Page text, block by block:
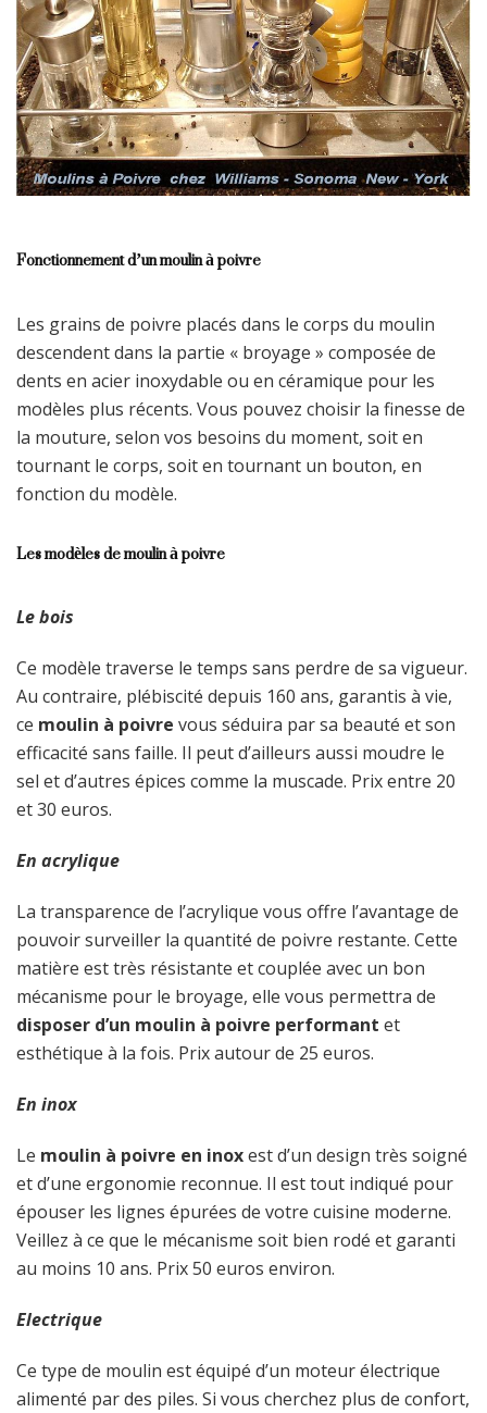
proches avec ce moulin qui allie tradition et innovation.
Fonctionnement d’un moulin à poivre
Les grains de poivre placés dans le corps du moulin
descendent dans la partie « broyage » composée de
dents en acier inoxydable ou en céramique pour les
modèles plus récents. Vous pouvez choisir la finesse de
la mouture, selon vos besoins du moment, soit en
tournant le corps, soit en tournant un bouton, en
fonction du modèle.
Les modèles de moulin à poivre
Le bois
Ce modèle traverse le temps sans perdre de sa vigueur.
Au contraire, plébiscité depuis 160 ans, garantis à vie,
ce moulin à poivre vous séduira par sa beauté et son
efficacité sans faille. Il peut d’ailleurs aussi moudre le
sel et d’autres épices comme la muscade. Prix entre 20
et 30 euros.
En acrylique
La transparence de l’acrylique vous offre l’avantage de
pouvoir surveiller la quantité de poivre restante. Cette
matière est très résistante et couplée avec un bon
mécanisme pour le broyage, elle vous permettra de
disposer d’un moulin à poivre performant et
esthétique à la fois. Prix autour de 25 euros.
En inox
Le moulin à poivre en inoxest d’un design très soigné
et d’une ergonomie reconnue. Il est tout indiqué pour
épouser les lignes épurées de votre cuisine moderne.
Veillez à ce que le mécanisme soit bien rodé et garanti
au moins 10 ans. Prix 50 euros environ.
Electrique
Ce type de moulin est équipé d’un moteur électrique
alimenté par des piles. Si vous cherchez plus de confort,